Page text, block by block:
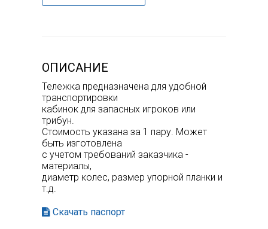
ОПИСАНИЕ
Тележка предназначена для удобной
транспортировки
кабинок для запасных игроков или
трибун.
Стоимость указана за 1 пару. Может
быть изготовлена
с учетом требований заказчика -
материалы,
диаметр колес, размер упорной планки и
т.д.
Скачать паспорт